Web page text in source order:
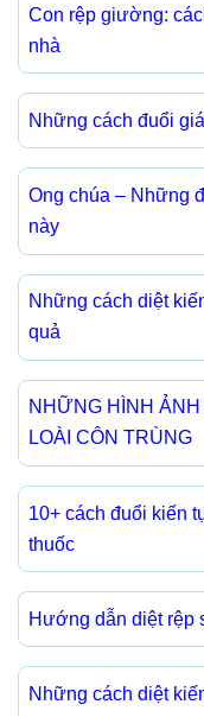
Con rệp giường:
nhà
Những cách đuổi
Ong chúa – Những
này
Những cách diệt
quả
NHỮNG HÌNH
LOÀI CÔN TRÙNG
10+ cách đuổi kiến
thuốc
Hướng dẫn diệt rệp
Những cách diệt